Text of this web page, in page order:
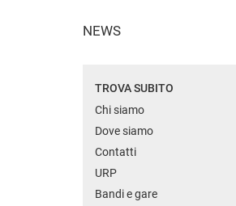
NEWS
TROVA SUBITO
Chi siamo
Dove siamo
Contatti
URP
Bandi e gare